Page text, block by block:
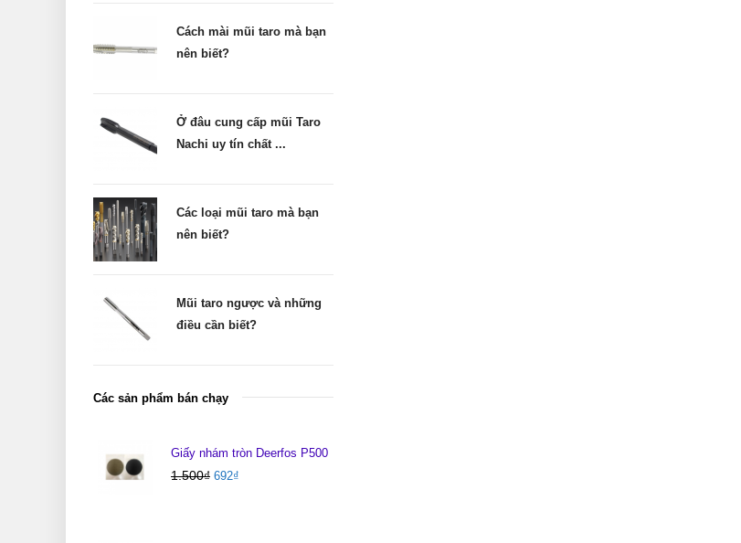
Cách mài mũi taro mà bạn
nên biết?
Ở đâu cung cấp mũi Taro
Nachi uy tín chất ...
Các loại mũi taro mà bạn
nên biết?
Mũi taro ngược và những
điều cần biết?
Các sản phẩm bán chạy
Giấy nhám tròn Deerfos P500
1.500₫ 692₫